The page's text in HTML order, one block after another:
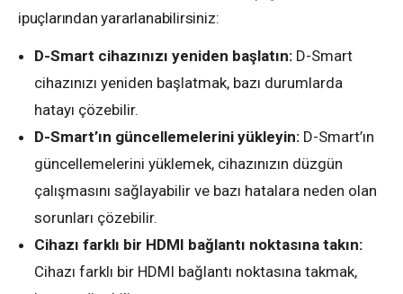
ipuçlarından yararlanabilirsiniz:
D-Smart cihazınızı yeniden başlatın: D-Smart
cihazınızı yeniden başlatmak, bazı durumlarda
hatayı çözebilir.
D-Smart’ın güncellemelerini yükleyin: D-Smart’ın
güncellemelerini yüklemek, cihazınızın düzgün
çalışmasını sağlayabilir ve bazı hatalara neden olan
sorunları çözebilir.
Cihazı farklı bir HDMI bağlantı noktasına takın:
Cihazı farklı bir HDMI bağlantı noktasına takmak,